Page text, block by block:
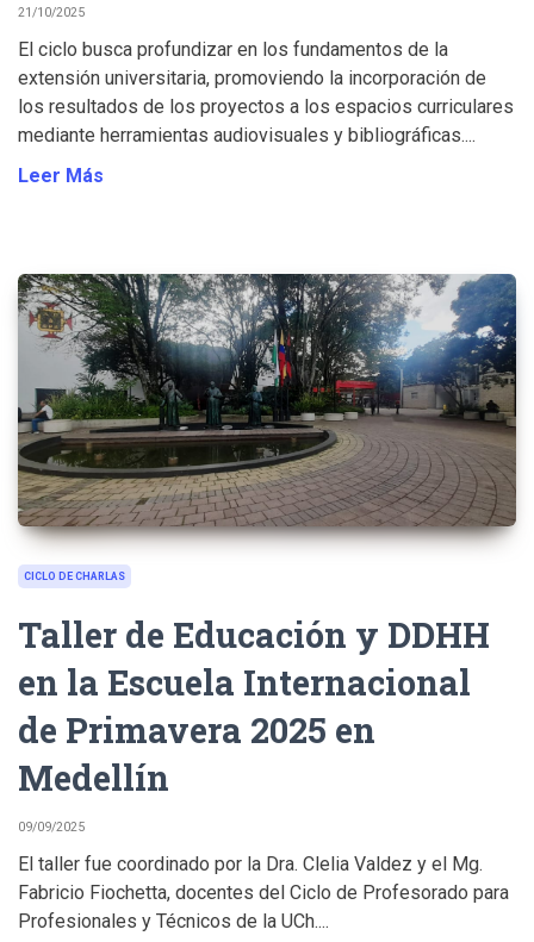
21/10/2025
El ciclo busca profundizar en los fundamentos de la
extensión universitaria, promoviendo la incorporación de
los resultados de los proyectos a los espacios curriculares
mediante herramientas audiovisuales y bibliográficas....
Leer Más
CICLO DE CHARLAS
Taller de Educación y DDHH
en la Escuela Internacional
de Primavera 2025 en
Medellín
09/09/2025
El taller fue coordinado por la Dra. Clelia Valdez y el Mg.
Fabricio Fiochetta, docentes del Ciclo de Profesorado para
Profesionales y Técnicos de la UCh....